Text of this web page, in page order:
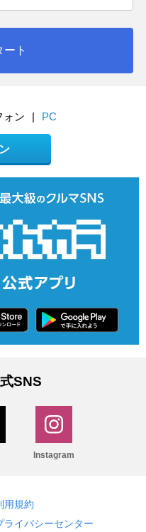
ート
ォン | PC
SNS
Instagram
用規約
ライバシーセンター